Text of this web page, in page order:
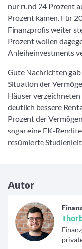
nur rund 24 Prozent
Prozent kamen. Für
Finanzprofis weiter
Prozent wollen
Anleiheinvestments
Gute Nachrichten gab
Situation der
Häuser
deutlich bessere
Prozent der
sogar eine EK-
resümierte
Autor